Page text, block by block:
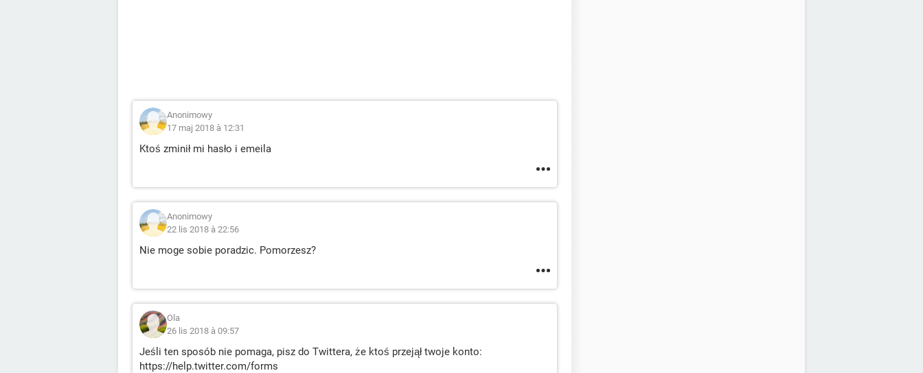
Anonimowy
17 maj 2018 à 12:31
Ktoś zminił mi hasło i emeila
Anonimowy
22 lis 2018 à 22:56
Nie moge sobie poradzic. Pomorzesz?
Ola
26 lis 2018 à 09:57
Jeśli ten sposób nie pomaga, pisz do Twittera, że ktoś przejął twoje konto:
https://help.twitter.com/forms